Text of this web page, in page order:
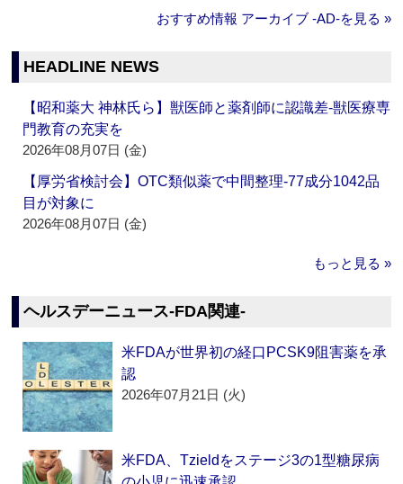
おすすめ情報 アーカイブ ‐AD‐を見る »
HEADLINE NEWS
【昭和薬大 神林氏ら】獣医師と薬剤師に認識差‐獣医療専
門教育の充実を
2026年08月07日 (金)
【厚労省検討会】OTC類似薬で中間整理‐77成分1042品
目が対象に
2026年08月07日 (金)
もっと見る »
ヘルスデーニュース‐FDA関連‐
米FDAが世界初の経口PCSK9阻害薬を承
認
2026年07月21日 (火)
米FDA、Tzieldをステージ3の1型糖尿病